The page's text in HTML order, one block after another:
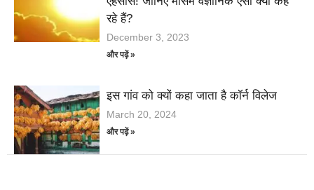
रहे हैं?
December 3, 2023
और पढ़ें »
इस गांव को क्यों कहा जाता है कॉर्न विलेज
March 20, 2024
और पढ़ें »